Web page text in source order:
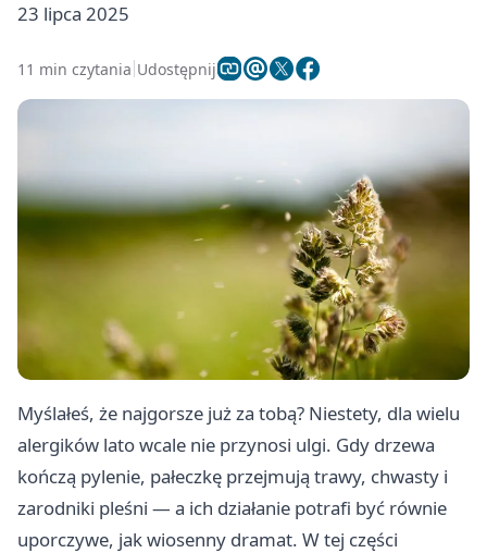
23 lipca 2025
11 min czytania Udostępnij
Myślałeś, że najgorsze już za tobą? Niestety, dla wielu
alergików lato wcale nie przynosi ulgi. Gdy drzewa
kończą pylenie, pałeczkę przejmują trawy, chwasty i
zarodniki pleśni — a ich działanie potrafi być równie
uporczywe, jak wiosenny dramat. W tej części